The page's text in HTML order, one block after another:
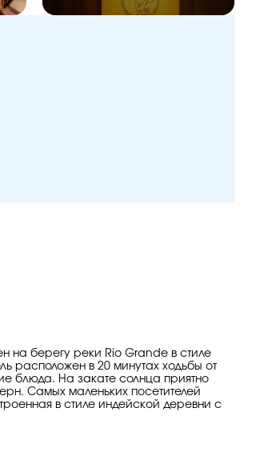
на берегу реки Rio Grande в стиле
расположен в 20 минутах ходьбы от
блюда. На закате солнца приятно
Самых маленьких посетителей
в стиле индейской деревни с